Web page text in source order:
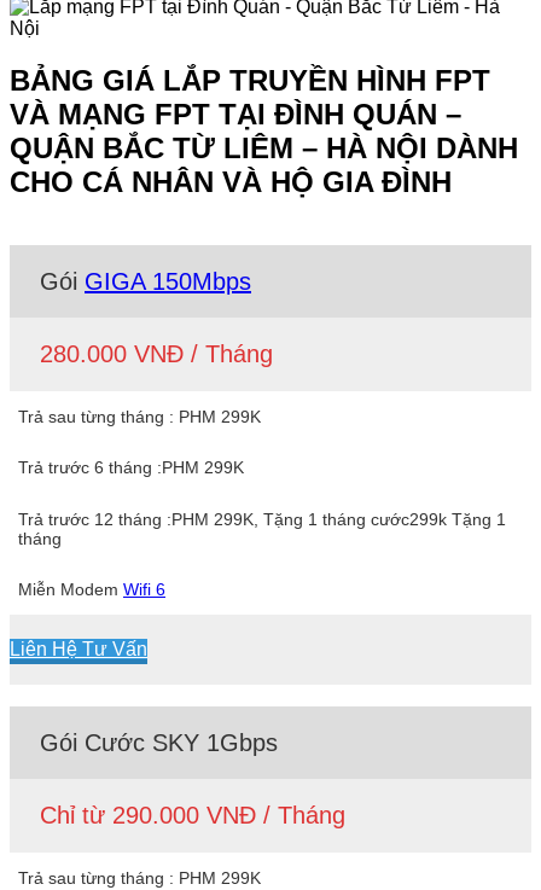
BẢNG GIÁ LẮP TRUYỀN HÌNH FPT
VÀ MẠNG FPT TẠI ĐÌNH QUÁN –
QUẬN BẮC TỪ LIÊM – HÀ NỘI DÀNH
CHO CÁ NHÂN VÀ HỘ GIA ĐÌNH
Gói GIGA 150Mbps
280.000 VNĐ / Tháng
Trả sau từng tháng : PHM 299K
Trả trước 6 tháng :PHM 299K
Trả trước 12 tháng :PHM 299K, Tặng 1 tháng cước299k Tặng 1
tháng
Miễn Modem Wifi 6
Liên Hệ Tư Vấn
Gói Cước SKY 1Gbps
Chỉ từ 290.000 VNĐ / Tháng
Trả sau từng tháng : PHM 299K